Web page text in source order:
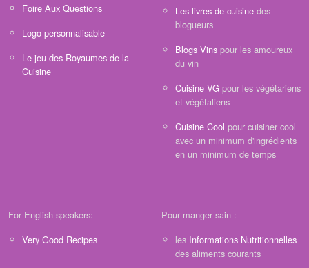
Foire Aux Questions
Logo personnalisable
Le jeu des Royaumes de la
Cuisine
Les livres de cuisine des
blogueurs
Blogs Vins pour les amoureux
du vin
Cuisine VG pour les végétariens
et végétaliens
Cuisine Cool pour cuisiner cool
avec un minimum d'ingrédients
en un minimum de temps
For English speakers:
Very Good Recipes
Pour manger sain :
les Informations Nutritionnelles
des aliments courants